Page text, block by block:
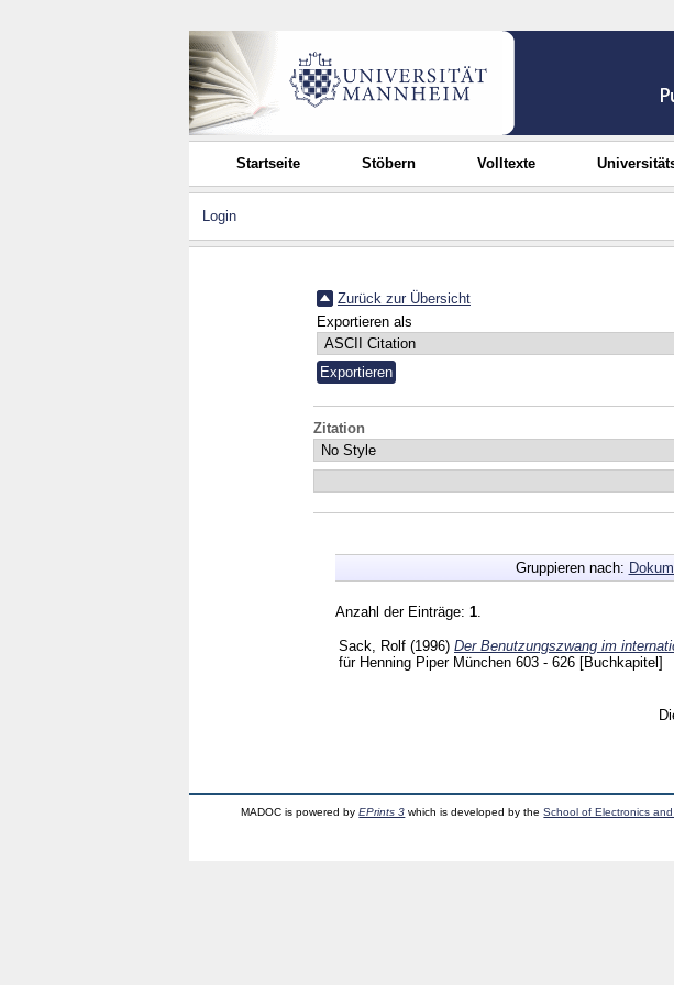
Startseite Stöbern Volltexte
Login
Zurück zur Übersicht
Exportieren als
Zitation
Gruppieren nach:
Anzahl der Einträge: 1
Sack, Rolf (1996) Der Benutzungszwang im
für Henning Piper München 603 - 626 [Buchkapitel]
MADOC is powered byEPrints 3 which is developed by theSchool of Electronics